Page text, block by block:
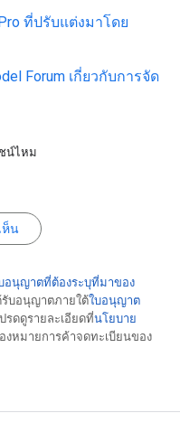
ที่ปรับแต่งมาโดย
Forum เกี่ยวกับการจัด
น์ไหม
ห็น
อนุญาตที่ต้องระบุที่มาของ
รับอนุญาตภายใต้ใบอนุญาต
รดดูรายละเอียดที่นโยบาย
องหมายการค้าจดทะเบียนของ